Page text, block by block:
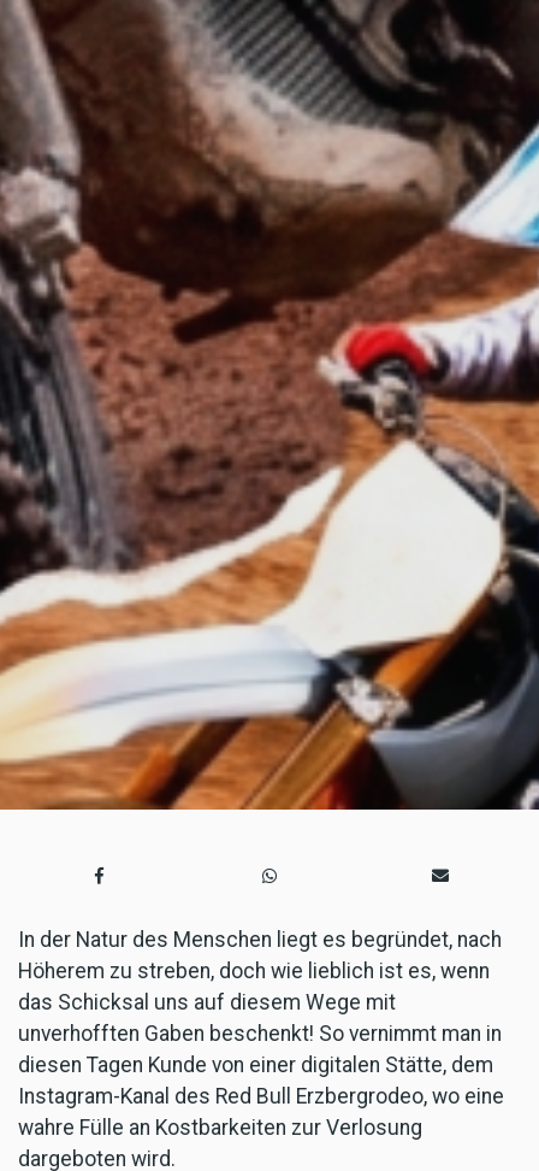
In der Natur des Menschen liegt es begründet, nach
Höherem zu streben, doch wie lieblich ist es, wenn
das Schicksal uns auf diesem Wege mit
unverhofften Gaben beschenkt! So vernimmt man in
diesen Tagen Kunde von einer digitalen Stätte, dem
Instagram-Kanal des Red Bull Erzbergrodeo, wo eine
wahre Fülle an Kostbarkeiten zur Verlosung
dargeboten wird.